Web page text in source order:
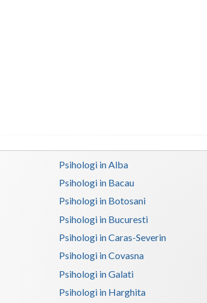
Psihologi in Alba
Psihologi in Bacau
Psihologi in Botosani
Psihologi in Bucuresti
Psihologi in Caras-Severin
Psihologi in Covasna
Psihologi in Galati
Psihologi in Harghita